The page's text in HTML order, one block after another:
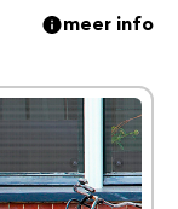
meer info